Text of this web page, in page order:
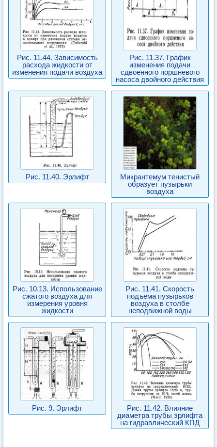
Рис. 11.44. Зависимость
расхода жидкости от
изменения подачи воздуха
Рис. 11.37. График
изменения подачи
сдвоенного поршневого
насоса двойного действия
Рис. 11.40. Эрлифт
Микрантемум тенистый
образует пузырьки
воздуха
Рис. 10.13. Использование
сжатого воздуха для
измерения уровня
жидкости
Рис. 11.41. Скорость
подъема пузырьков
воздуха в столбе
неподвижной воды
Рис. 9. Эрлифт
Рис. 11.42. Влияние
диаметра трубы эрлифта
на гидравлический КПД